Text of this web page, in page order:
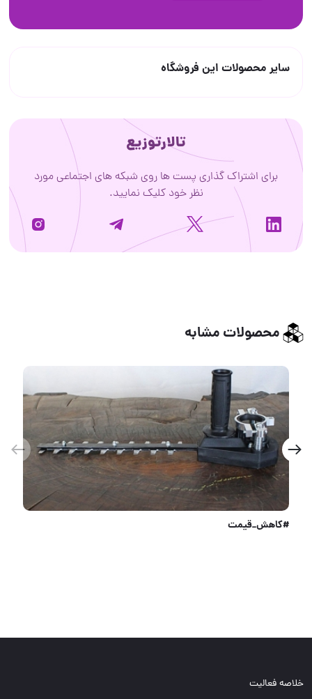
سایر محصولات این فروشگاه
تالارتوزیع
برای اشتراک گذاری پست ها روی شبکه های اجتماعی مورد
نظر خود کلیک نمایید.
محصولات مشابه
خلاصه فعالیت